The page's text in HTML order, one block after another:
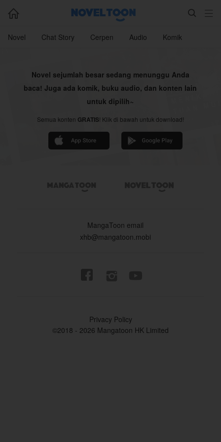
  
Novel Chat Story Cerpen Audio Komik
Novel sejumlah besar sedang menunggu Anda
baca! Juga ada komik, buku audio, dan konten lain
untuk dipilih~
Semua konten GRATIS! Klik di bawah untuk download!
MangaToon email
xhb@mangatoon.mobi
Privacy Policy
©2018 - 2026 Mangatoon HK Limited